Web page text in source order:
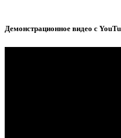
Демонстрационное видео с